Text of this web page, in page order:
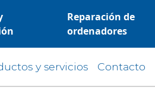
Reparación de
ordenadores
y servicios Contacto